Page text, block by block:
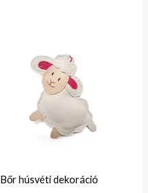
Bőr húsvéti dekoráció